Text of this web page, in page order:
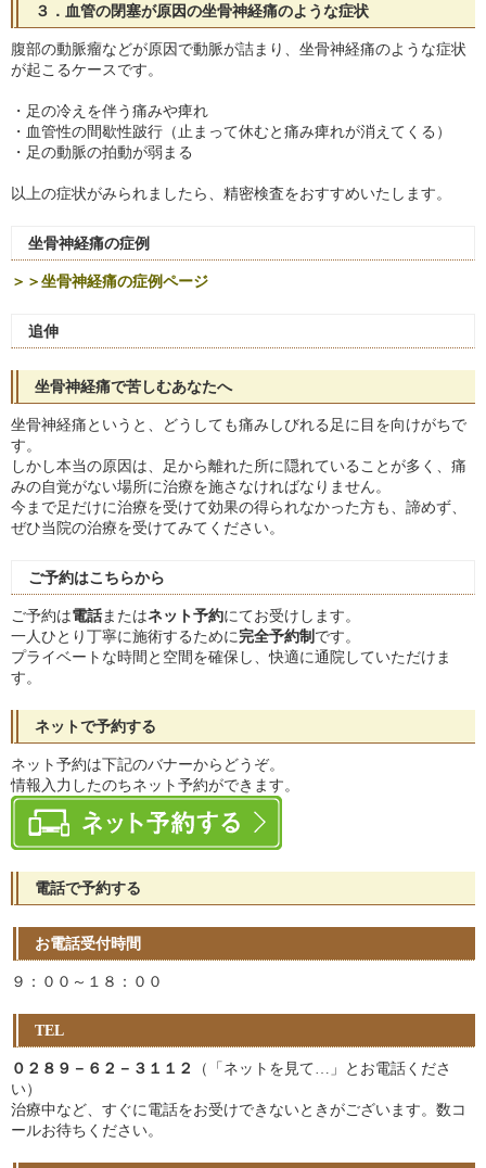
３． 血管の閉塞が原因の坐骨神経痛のような症状
腹部の動脈瘤などが原因で動脈が詰まり、坐骨神経痛のような症状
が起こるケースです。
・足の冷えを伴う痛みや痺れ
・血管性の間歇性跛行（止まって休むと痛み痺れが消えてくる）
・足の動脈の拍動が弱まる
以上の症状がみられましたら、精密検査をおすすめいたします。
坐骨神経痛の症例
＞＞坐骨神経痛の症例ページ
追伸
坐骨神経痛で苦しむあなたへ
坐骨神経痛というと、どうしても痛みしびれる足に目を向けがちで
す。
しかし本当の原因は、足から離れた所に隠れていることが多く、痛
みの自覚がない場所に治療を施さなければなりません。
今まで足だけに治療を受けて効果の得られなかった方も、諦めず、
ぜひ当院の治療を受けてみてください。
ご予約はこちらから
ご予約は電話またはネット予約にてお受けします。
一人ひとり丁寧に施術するために完全予約制 です。
プライベートな時間と空間を確保し、快適に通院していただけま
す。
ネットで予約する
ネット予約は下記のバナーからどうぞ。
情報入力したのちネット予約ができます。
電話で予約する
お電話受付時間
９：００～１８：００
TEL
０２８９－６２－３１１２
（「ネットを見て…」とお電話くださ
い）
治療中など、すぐに電話をお受けできないときがございます。数コ
ールお待ちください。